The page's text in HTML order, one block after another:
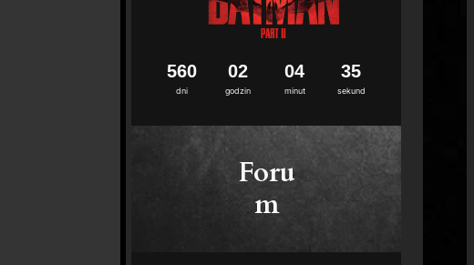
dni
560
godzin
02
minut
04
sekund
34
Foru
m